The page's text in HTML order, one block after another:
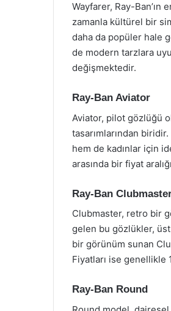
Wayfarer, Ray-Ban’ın
zamanla kültürel bir
daha da popüler hale
de modern tarzlara
değişmektedir.
Ray-Ban Aviator
Aviator, pilot gözlüğü
tasarımlarından
hem de kadınlar için
arasında bir fiyat
Ray-Ban
Clubmaster, retro bir
gelen bu gözlükler, üst
bir görünüm sunan
Fiyatları ise genellikle
Ray-Ban Round